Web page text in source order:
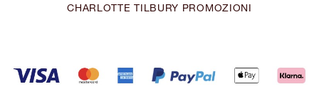
CHARLOTTE TILBURY PROMOZIONI